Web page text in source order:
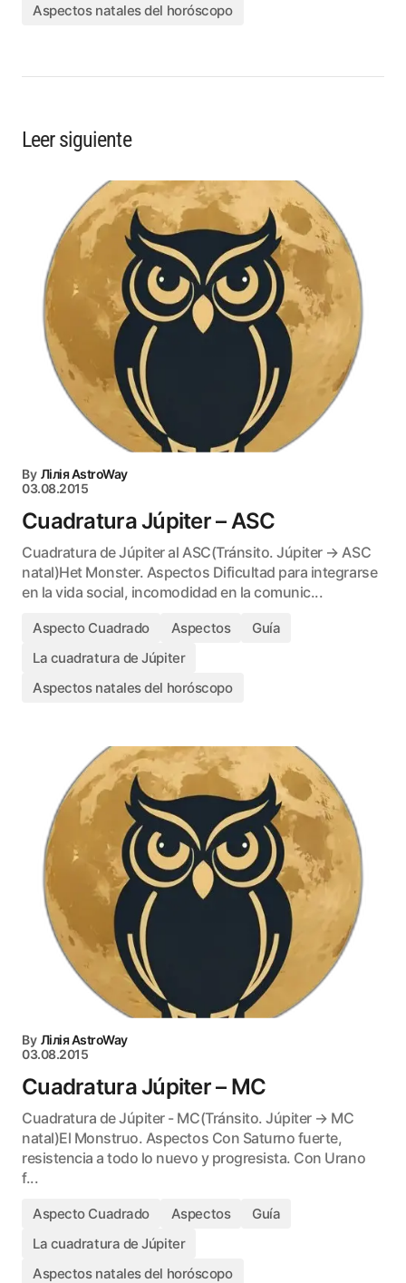
Aspectos natales del horóscopo
Leer siguiente
By Лілія AstroWay
03.08.2015
Cuadratura Júpiter – ASC
Cuadratura de Júpiter al ASC(Tránsito. Júpiter → ASC
natal)Het Monster. Aspectos Dificultad para integrarse
en la vida social, incomodidad en la comunic...
Aspecto Cuadrado Aspectos
Guía
La cuadratura de Júpiter
Aspectos natales del horóscopo
By Лілія AstroWay
03.08.2015
Cuadratura Júpiter – MC
Cuadratura de Júpiter - MC(Tránsito. Júpiter → MC
natal)El Monstruo. Aspectos Con Saturno fuerte,
resistencia a todo lo nuevo y progresista. Con Urano
f...
Aspecto Cuadrado Aspectos
Guía
La cuadratura de Júpiter
Aspectos natales del horóscopo